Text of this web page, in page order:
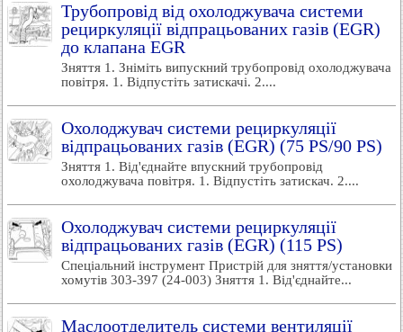
Трубопровід від охолоджувача системи
рециркуляції відпрацьованих газів (EGR)
до клапана EGR
Зняття 1. Зніміть випускний трубопровід охолоджувача
повітря. 1. Відпустіть затискачі. 2....
Охолоджувач системи рециркуляції
відпрацьованих газів (EGR) (75 PS/90 PS)
Зняття 1. Від'єднайте впускний трубопровід
охолоджувача повітря. 1. Відпустіть затискач. 2....
Охолоджувач системи рециркуляції
відпрацьованих газів (EGR) (115 PS)
Спеціальний інструмент Пристрій для зняття/установки
хомутів 303-397 (24-003) Зняття 1. Від'єднайте...
Маслоотделитель системи вентиляції